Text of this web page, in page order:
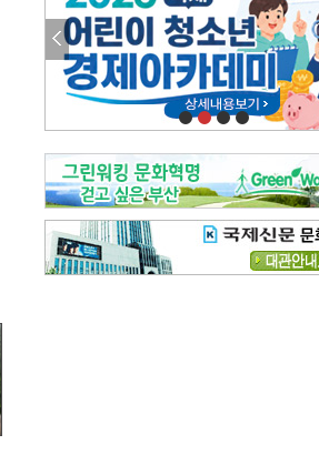
김준희의 클래식 인사이트[전체보기]
여름날의 애상, 왈츠
빛나는 꿈의 계절, 4월의 노래
김지윤의 우리음악 이야기[전체보기]
세종시대 음악이 전해진 이유
영산회상, 불교음악에서 풍류음악으로
뉴스와 현장[전체보기]
‘800조 투자’ 희비 가른 재생에너지
뜨거워지는 바다, 북쪽으로 열리는 항로
데스크시각[전체보기]
물은 행정구역 경계를 따라 흐르지 않는다